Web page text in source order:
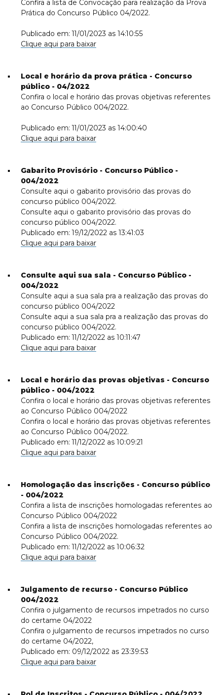
Confira a lista de Convocação para realização da Prova
Prática do Concurso Público 04/2022.
Publicado em: 11/01/2023 as 14:10:55
Clique aqui para baixar
Local e horário da prova prática - Concurso
público - 04/2022
Confira o local e horário das provas objetivas referentes
ao Concurso Público 004/2022.
Publicado em: 11/01/2023 as 14:00:40
Clique aqui para baixar
Gabarito Provisório - Concurso Público -
004/2022
Consulte aqui o gabarito provisório das provas do
concurso público 004/2022.
Consulte aqui o gabarito provisório das provas do
concurso público 004/2022.
Publicado em: 19/12/2022 as 13:41:03
Clique aqui para baixar
Consulte aqui sua sala - Concurso Público -
004/2022
Consulte aqui a sua sala pra a realização das provas do
concurso público 004/2022
Consulte aqui a sua sala pra a realização das provas do
concurso público 004/2022.
Publicado em: 11/12/2022 as 10:11:47
Clique aqui para baixar
Local e horário das provas objetivas - Concurso
público - 004/2022
Confira o local e horário das provas objetivas referentes
ao Concurso Público 004/2022
Confira o local e horário das provas objetivas referentes
ao Concurso Público 004/2022.
Publicado em: 11/12/2022 as 10:09:21
Clique aqui para baixar
Homologação das inscrições - Concurso público
- 004/2022
Confira a lista de inscrições homologadas referentes ao
Concurso Público 004/2022
Confira a lista de inscrições homologadas referentes ao
Concurso Público 004/2022.
Publicado em: 11/12/2022 as 10:06:32
Clique aqui para baixar
Julgamento de recurso - Concurso Público
004/2022
Confira o julgamento de recursos impetrados no curso
do certame 04/2022
Confira o julgamento de recursos impetrados no curso
do certame 04/2022,
Publicado em: 09/12/2022 as 23:39:53
Clique aqui para baixar